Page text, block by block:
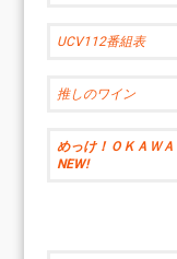
UCV112番組表
推しのワイン
めっけ！ＯＫＡＷＡ
NEW!